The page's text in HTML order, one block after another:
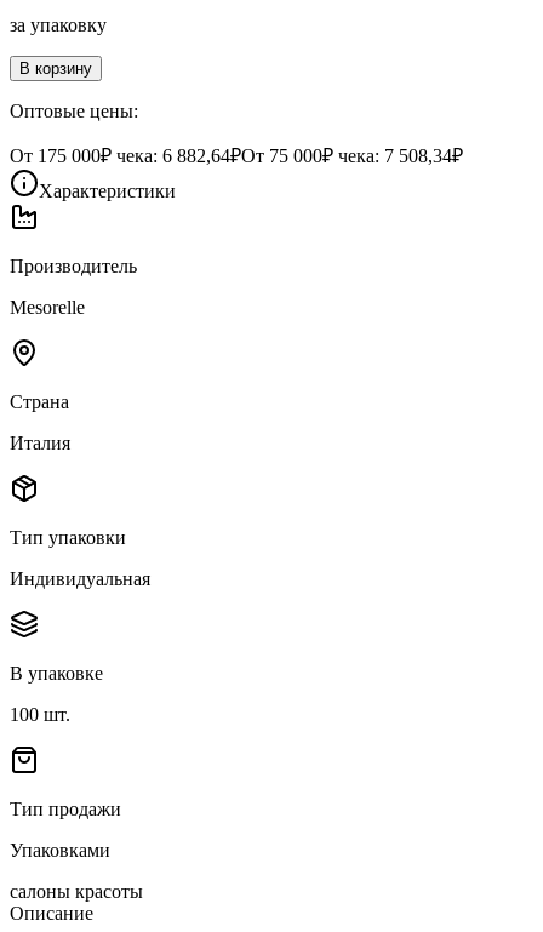
за упаковку
В корзину
Оптовые цены:
От 175 000₽ чека: 6 882,64₽От 75 000₽ чека: 7 508,34₽
Характеристики
Производитель
Mesorelle
Страна
Италия
Тип упаковки
Индивидуальная
В упаковке
100 шт.
Тип продажи
Упаковками
салоны красоты
Описание